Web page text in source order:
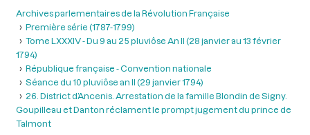
Archives parlementaires de la Révolution Française
Première série (1787-1799)
Tome LXXXIV - Du 9 au 25 pluviôse An II (28 janvier au 13 février
1794)
République française - Convention nationale
Séance du 10 pluviôse an II (29 janvier 1794)
26. District d’Ancenis. Arrestation de la famille Blondin de Signy.
Goupilleau et Danton réclament le prompt jugement du prince de
Talmont